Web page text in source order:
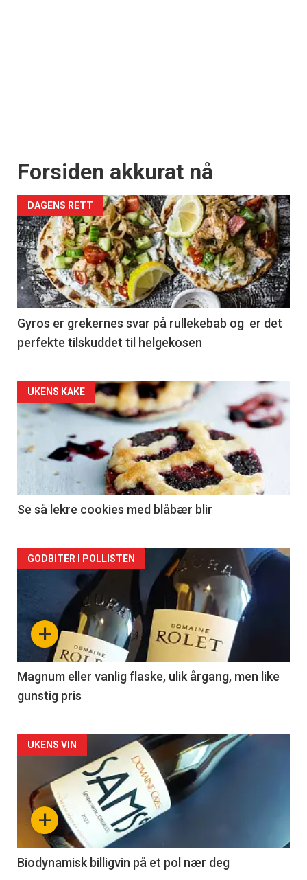
Forsiden akkurat nå
DAGENS RETT
Gyros er grekernes svar på rullekebab og er det
perfekte tilskuddet til helgekosen
Forsiden
akkurat
nå
2
UKENS KAKE
Se så lekre cookies med blåbær blir
Forsiden
akkurat
nå
3
+
GODBITER I POLLISTEN
Magnum eller vanlig flaske, ulik årgang, men like
gunstig pris
Forsiden
akkurat
nå
4
+
UKENS VIN
Biodynamisk billigvin på et pol nær deg